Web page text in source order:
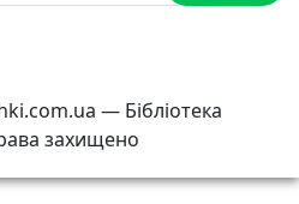
— Бібліотека
захищено